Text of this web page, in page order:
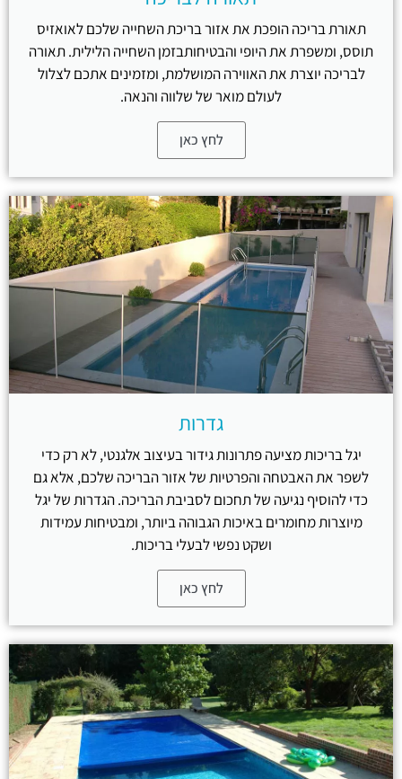
תאורת בריכה הופכת את אזור בריכת השחייה שלכם לאואזיס
תוסס, ומשפרת את היופי והבטיחותבזמן השחייה הלילית. תאורה
לבריכה יוצרת את האווירה המושלמת, ומזמינים אתכם לצלול
לעולם מואר של שלווה והנאה.
לחץ כאן
גדרות
יגל בריכות מציעה פתרונות גידור בעיצוב אלגנטי, לא רק כדי
לשפר את האבטחה והפרטיות של אזור הבריכה שלכם, אלא גם
כדי להוסיף נגיעה של תחכום לסביבת הבריכה. הגדרות של יגל
מיוצרות מחומרים באיכות הגבוהה ביותר, ומבטיחות עמידות
ושקט נפשי לבעלי בריכות.
לחץ כאן